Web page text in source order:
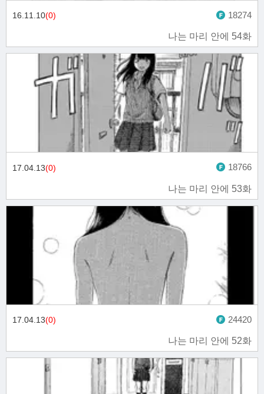
나는 마리 안에 54화
16.11.10(0) 18274
나는 마리 안에 53화
17.04.13(0) 18766
나는 마리 안에 52화
17.04.13(0) 24420